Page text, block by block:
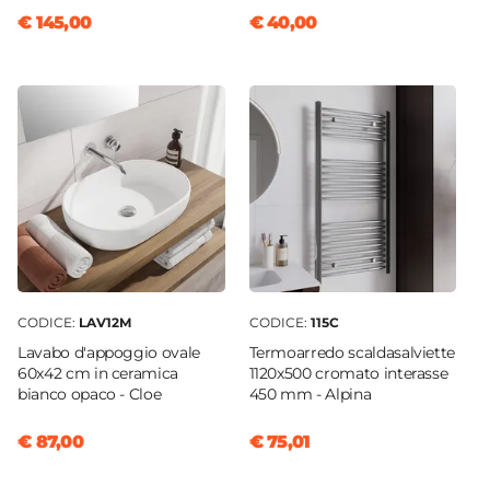
€ 145,00 € 40,00
CODICE: LAV12M
Lavabo d'appoggio ovale
60x42 cm in ceramica
bianco opaco - Cloe
€ 87,00
CODICE: 115C
Termoarredo scaldasalviette
1120x500 cromato interasse
450 mm - Alpina
€ 75,01